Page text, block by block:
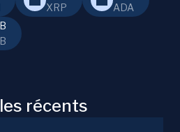
XRP
ADA
récents